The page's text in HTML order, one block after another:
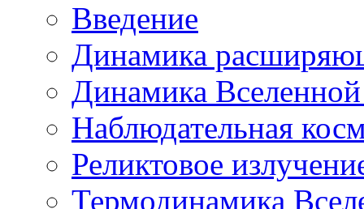
Введение
Динамика
Динамика
Наблюдательная
Реликтовое
Термодинамика